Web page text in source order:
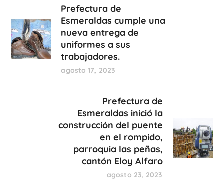
Prefectura de
Esmeraldas cumple una
nueva entrega de
uniformes a sus
trabajadores.
agosto 17, 2023
Prefectura de
Esmeraldas inició la
construcción del puente
en el rompido,
parroquia las peñas,
cantón Eloy Alfaro
agosto 23, 2023